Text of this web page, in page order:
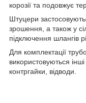
корозії та подовжує
Штуцери
зрошення, а також у
підключення шлангів
Для комплектації
використовуються
контргайки, відводи.